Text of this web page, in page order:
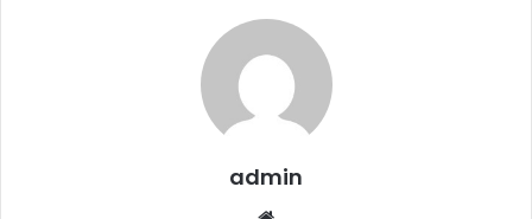
admin